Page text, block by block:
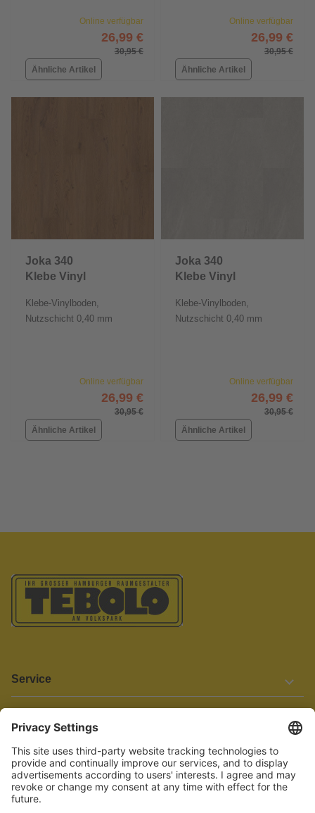
Online verfügbar
26,99 €
30,95 €
Ähnliche Artikel
Online verfügbar
26,99 €
30,95 €
Ähnliche Artikel
Joka 340
Klebe Vinyl
Klebe-Vinylboden,
Nutzschicht 0,40 mm
Online verfügbar
26,99 €
30,95 €
Ähnliche Artikel
Joka 340
Klebe Vinyl
Klebe-Vinylboden,
Nutzschicht 0,40 mm
Online verfügbar
26,99 €
30,95 €
Ähnliche Artikel
Service
Informationen
Barrierefreiheit
Wir bemühen uns, unsere Website barrierefrei zu gestalten.
Einige Inhalte und Funktionen sind derzeit jedoch noch nicht
vollständig zugänglich. Wenn Sie auf Barrieren stoßen oder Hilfe
benötigen, kontaktieren Sie uns bitte unter service[at]knutzen.de.